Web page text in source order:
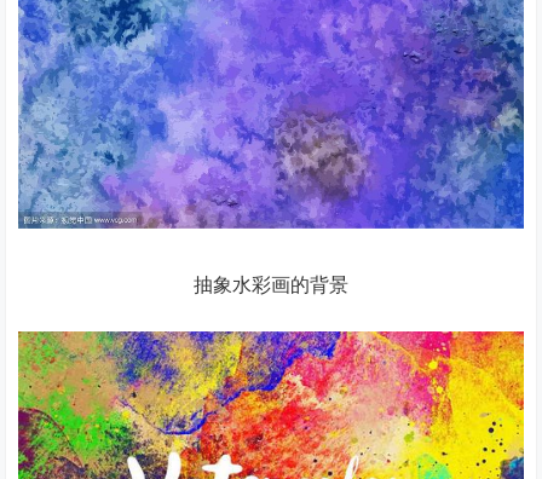
抽象水彩画的背景